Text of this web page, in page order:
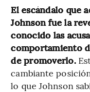
El escándalo que
Johnson fue la
conocido las
comportamiento
de promoverlo.
cambiante
lo que Johnson